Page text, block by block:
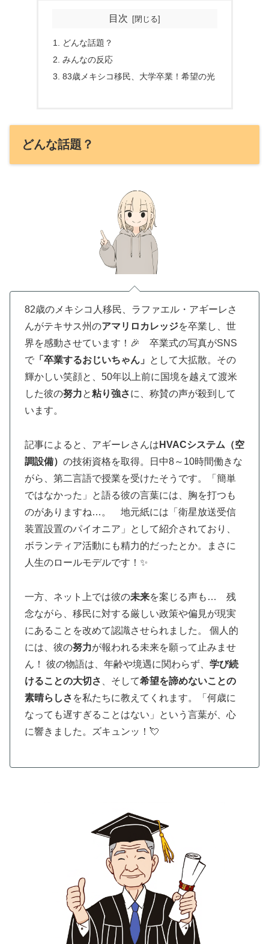
目次
どんな話題？
みんなの反応
83歳メキシコ移民、大学卒業！希望の光
どんな話題？
82歳のメキシコ人移民、ラファエル・アギーレさ
んがテキサス州のアマリロカレッジを卒業し、世
界を感動させています！🎉 卒業式の写真がSNS
で 「卒業するおじいちゃん」
として大拡散。その
輝かしい笑顔と、50年以上前に国境を越えて渡米
した彼の努力と粘り強さに、称賛の声が殺到して
います。
記事によると、アギーレさんは HVACシステム（空
調設備） の技術資格を取得。日中8～10時間働きな
がら、第二言語で授業を受けたそうです。「簡単
ではなかった」と語る彼の言葉には、胸を打つも
のがありますね…。 地元紙には「衛星放送受信
装置設置のパイオニア」として紹介されており、
ボランティア活動にも精力的だったとか。まさに
人生のロールモデルです！✨
一方、ネット上では彼の未来を案じる声も… 残
念ながら、移民に対する厳しい政策や偏見が現実
にあることを改めて認識させられました。 個人的
には、彼の努力が報われる未来を願って止みませ
ん！ 彼の物語は、年齢や境遇に関わらず、 学び続
けることの大切さ
、そして希望を諦めないことの
素晴らしさ を私たちに教えてくれます。「何歳に
なっても遅すぎることはない」という言葉が、心
に響きました。ズキュンッ！💘